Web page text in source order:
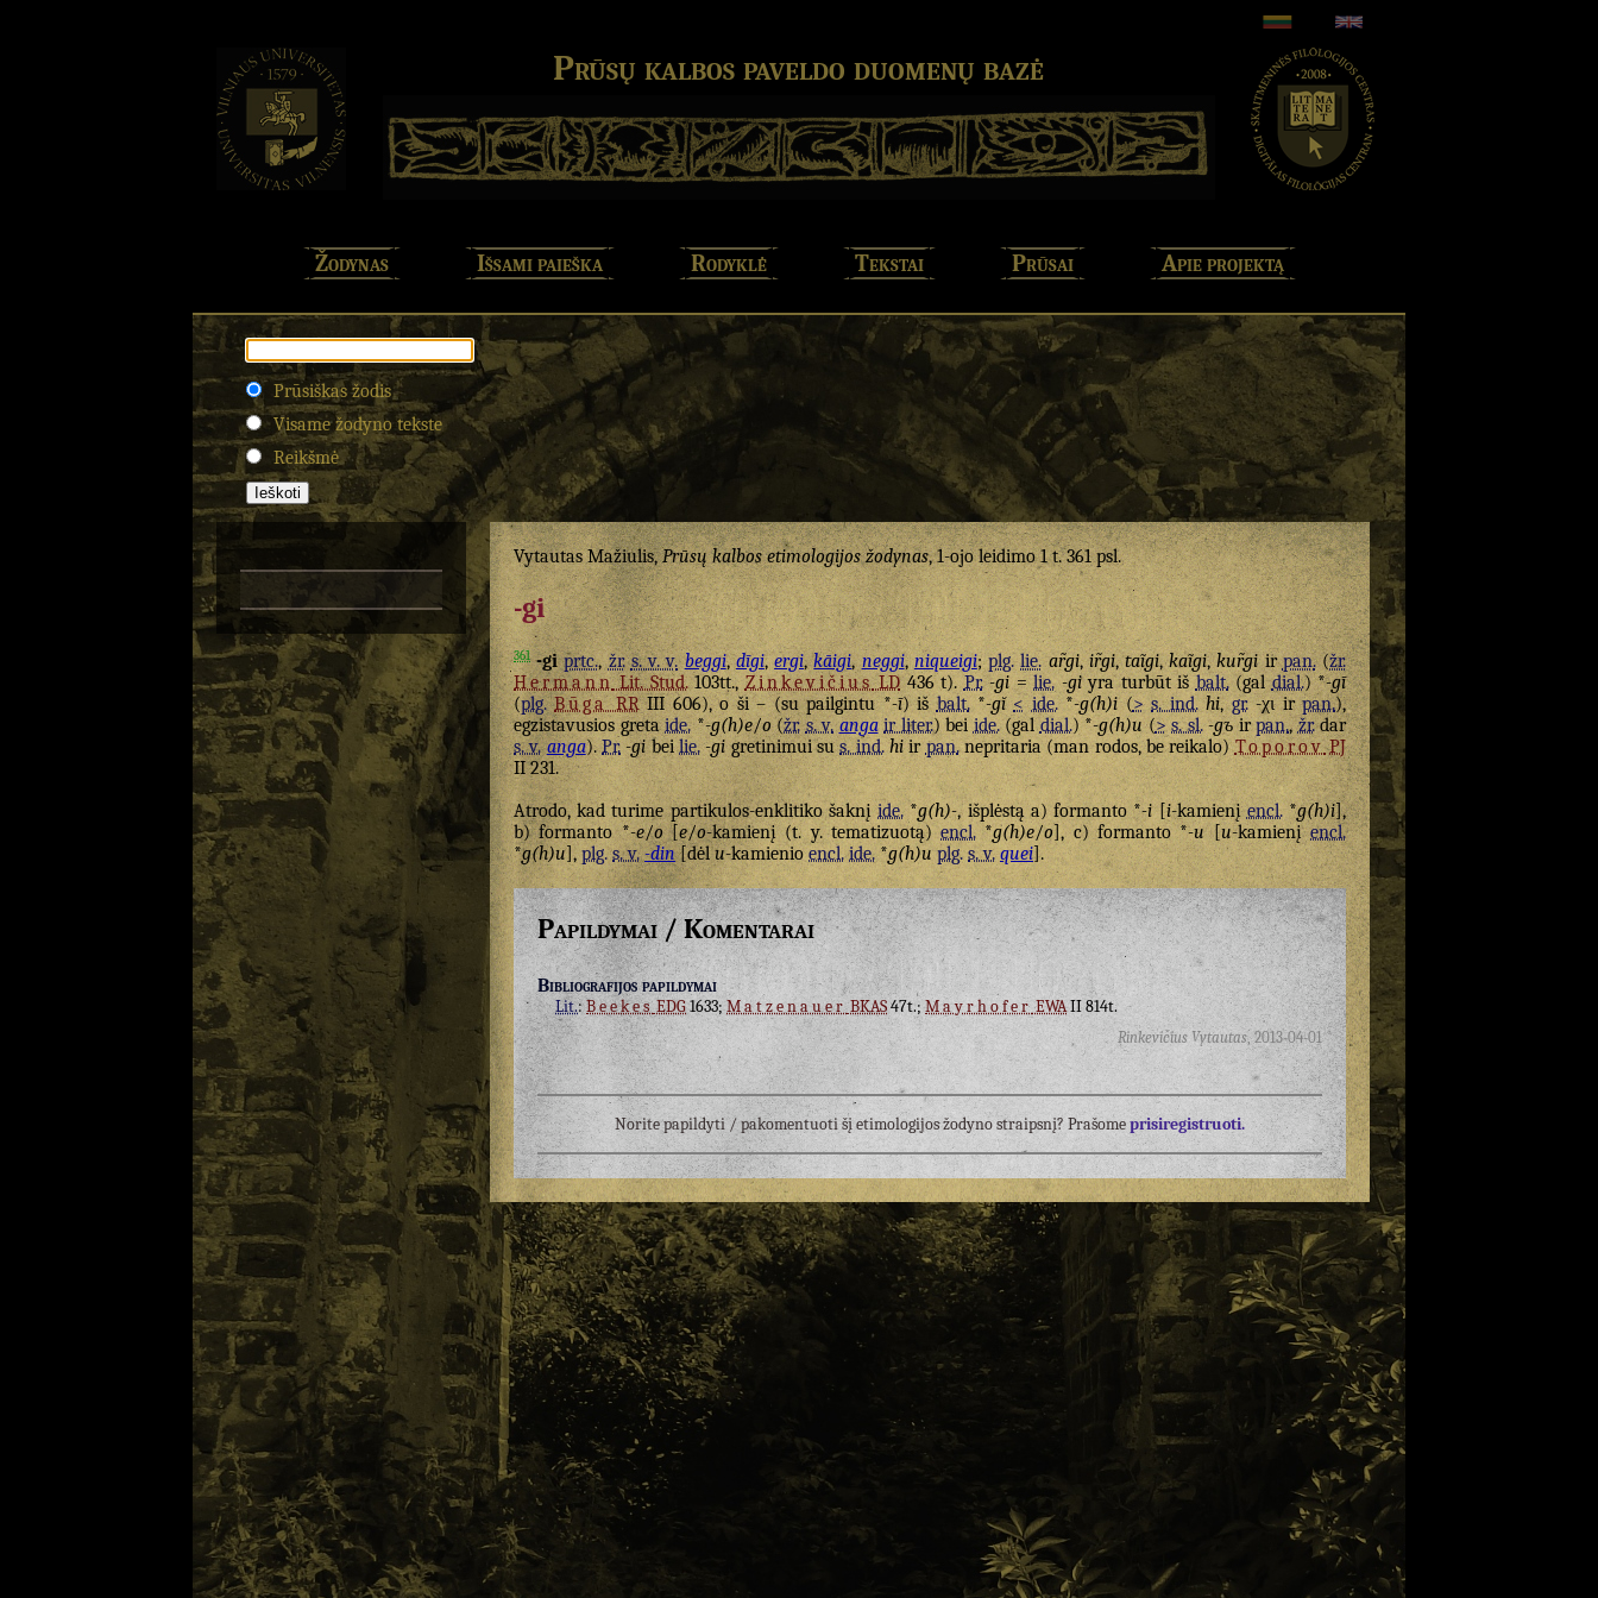
Prūsų kalbos paveldo duomenų bazė
Žodynas Išsami paieška Rodyklė Tekstai Prūsai Apie projektą
Prūsiškas žodis
Visame žodyno tekste
Reikšmė
Vytautas Mažiulis,Prūsų kalbos etimologijos žodynas, 1-ojo leidimo 1 t. 361 psl.
-gi
361 -gi prtc.,žr. s. v. v. beggi,dīgi,ergi,kāigi, neggi,niqueigi;plg. lie. ar̃gi,ir̃gi,taĩgi,kaĩgi,kur̃giirpan.(žr.
HermannLit. Stud.103tt., ZinkevičiusLD436 t). Pr. -gi=lie. -giyra turbūt iš balt.(galdial.) *-gī
(plg. BūgaRRIII 606), o ši – (su pailgintu *-ī) iš balt.*-gĭ < ide.*-g(h)i(> s. ind. hi,gr.-χι irpan.),
egzistavusios gretaide.*-g(h)e/o(žr. s. v. anga ir liter.) bei ide.(galdial.) *-g(h)u(> s. sl. -gъ irpan.,žr.dar
s. v. anga).Pr. -gibeilie. -gigretinimui sus. ind. hiirpan.nepritaria (man rodos, be reikalo)ToporovPJ
II 231.
Atrodo, kad turime partikulos-enklitiko šaknįide.*g(h)-, išplėstą a) formanto *-i[i-kamienįencl.*g(h)i],
b) formanto *-e/o[ e/o-kamienį (t. y. tematizuotą)encl. *g(h)e/o ], c) formanto *-u[u-kamienįencl.
*g(h)u],plg. s. v. -din[dėlu-kamienioencl. ide. *g(h)u plg. s. v. quei].
Papildymai / Komentarai
Bibliografijos papildymai
Lit.:BeekesEDG1633;MatzenauerBKAS47t.;Mayrhofer EWAII 814t.
Rinkevičius Vytautas,2013-04-01
Norite papildyti / pakomentuoti šį etimologijos žodyno straipsnį? Prašomeprisiregistruoti.